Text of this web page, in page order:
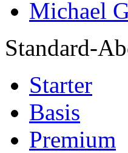
Michael
Standard-
Starter
Basis
Premium